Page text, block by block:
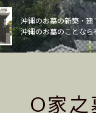
沖縄のお墓の新築・
沖縄のお墓のことな
O家